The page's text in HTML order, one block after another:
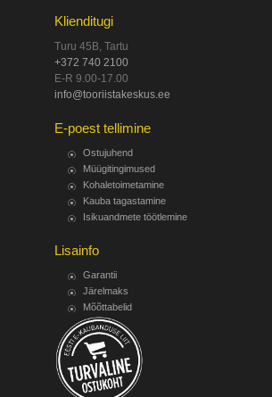
Klienditugi
Turu 45B, Tartu
+372 740 2100
E-R 9.00-17.00
info@tooriistakeskus.ee
E-poest tellimine
Ostujuhend
Müügitingimused
Kohaletoimetamine
Kauba tagastamine
Isikuandmete töötlemine
Lisainfo
Garantii
Järelmaks
Mõõttabelid